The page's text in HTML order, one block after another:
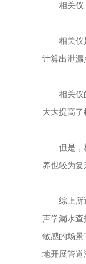
相关仪
相关仪是
计算出泄漏
相关仪的
大大提高了
但是，相
养也较为复
综上所述
声学漏水查
敏感的场景
地开展管道